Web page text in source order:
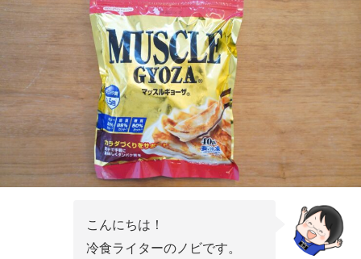
こんにちは！
冷食ライターのノビです。